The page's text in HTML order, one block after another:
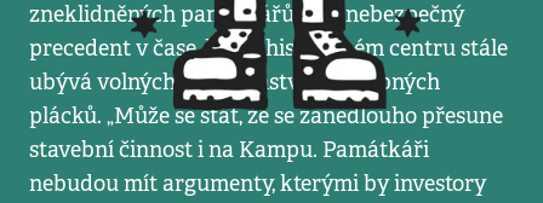
zneklidněných památkářů to je nebezpečný
precedent v čase, kdy v historickém centru stále
ubývá volných prostranství a půvabných
plácků. „Může se stát, že se zanedlouho přesune
stavební činnost i na Kampu. Památkáři
nebudou mít argumenty, kterými by investory